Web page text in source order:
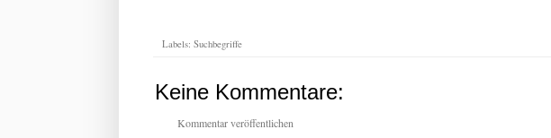
Labels: Suchbegriffe
Keine Kommentare:
Kommentar veröffentlichen